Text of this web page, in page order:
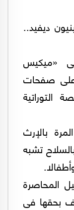
ديفيد..
«ميكيس
على صفحات
التوراتية
بالإرث
تشبه
المحاصرة
بحقها فى